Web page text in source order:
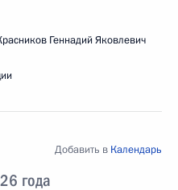
Геннадий Яковлевич
года
Добавить в Календарь